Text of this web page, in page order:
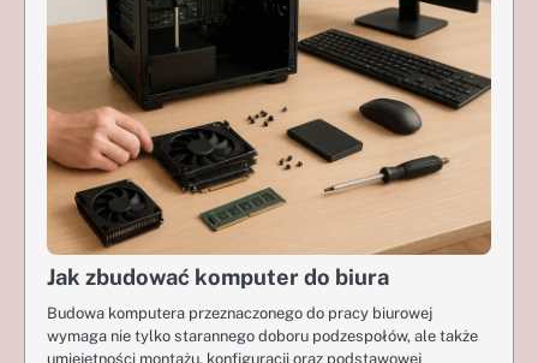
Jak zbudować komputer do biura
Budowa komputera przeznaczonego do pracy biurowej
wymaga nie tylko starannego doboru podzespołów, ale także
umiejętności montażu, konfiguracji oraz podstawowej